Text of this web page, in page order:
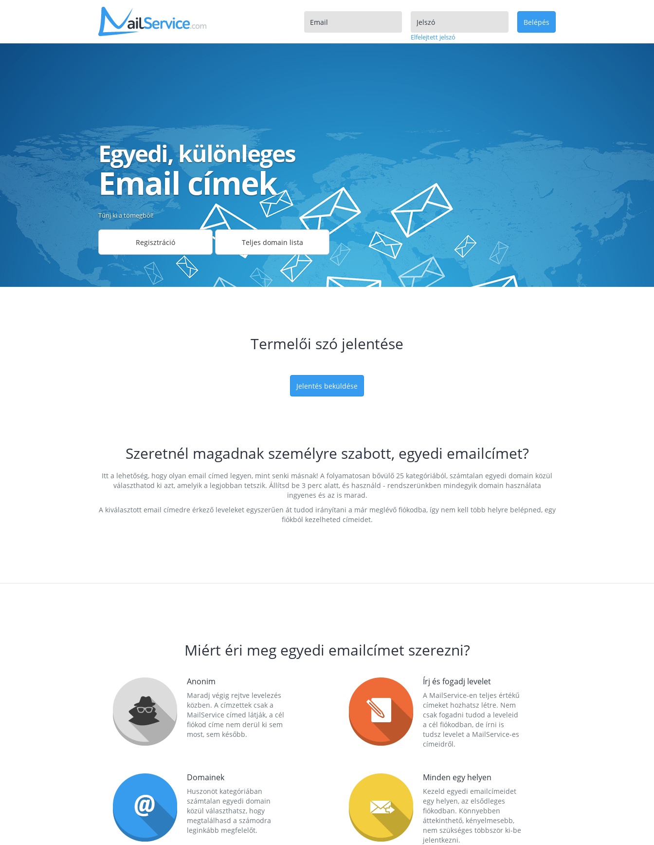
Elfelejtett jelszó
Belépés
Egyedi, különleges
Email címek
Tűnj ki a tömegből!
Regisztráció Teljes domain lista
Termelői szó jelentése
Jelentés beküldése
Szeretnél magadnak személyre szabott, egyedi emailcímet?
Itt a lehetőség, hogy olyan email címed legyen, mint senki másnak! A folyamatosan bővülő 25 kategóriából, számtalan egyedi domain közül
választhatod ki azt, amelyik a legjobban tetszik. Állítsd be 3 perc alatt, és használd - rendszerünkben mindegyik domain használata
ingyenes és az is marad.
A kiválasztott email címedre érkező leveleket egyszerűen át tudod irányítani a már meglévő fiókodba, így nem kell több helyre belépned, egy
fiókból kezelheted címeidet.
Miért éri meg egyedi emailcímet szerezni?
Anonim
Maradj végig rejtve levelezés
közben. A címzettek csak a
MailService címed látják, a cél
fiókod címe nem derül ki sem
most, sem később.
Írj és fogadj levelet
A MailService-en teljes értékű
címeket hozhatsz létre. Nem
csak fogadni tudod a leveleid
a cél fiókodban, de írni is
tudsz levelet a MailService-es
címeidről.
Domainek
Huszonöt kategóriában
számtalan egyedi domain
közül választhatsz, hogy
megtalálhasd a számodra
leginkább megfelelőt.
Minden egy helyen
Kezeld egyedi emailcímeidet
egy helyen, az elsődleges
fiókodban. Könnyebben
áttekinthető, kényelmesebb,
nem szükséges többször ki-be
jelentkezni.